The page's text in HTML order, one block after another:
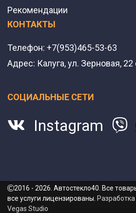
Рекомендации
КОНТАКТЫ
Телефон: +7(953)465-53-63
Адрес: Калуга, ул. Зерновая, 22
СОЦИАЛЬНЫЕ СЕТИ
Instagram
2016 - 2026. Автостекло40. Все
все услуги лицензированы.
Vegas Studio